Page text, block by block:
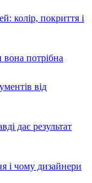
колір, покриття і
вона потрібна
від
дає результат
і чому дизайнери